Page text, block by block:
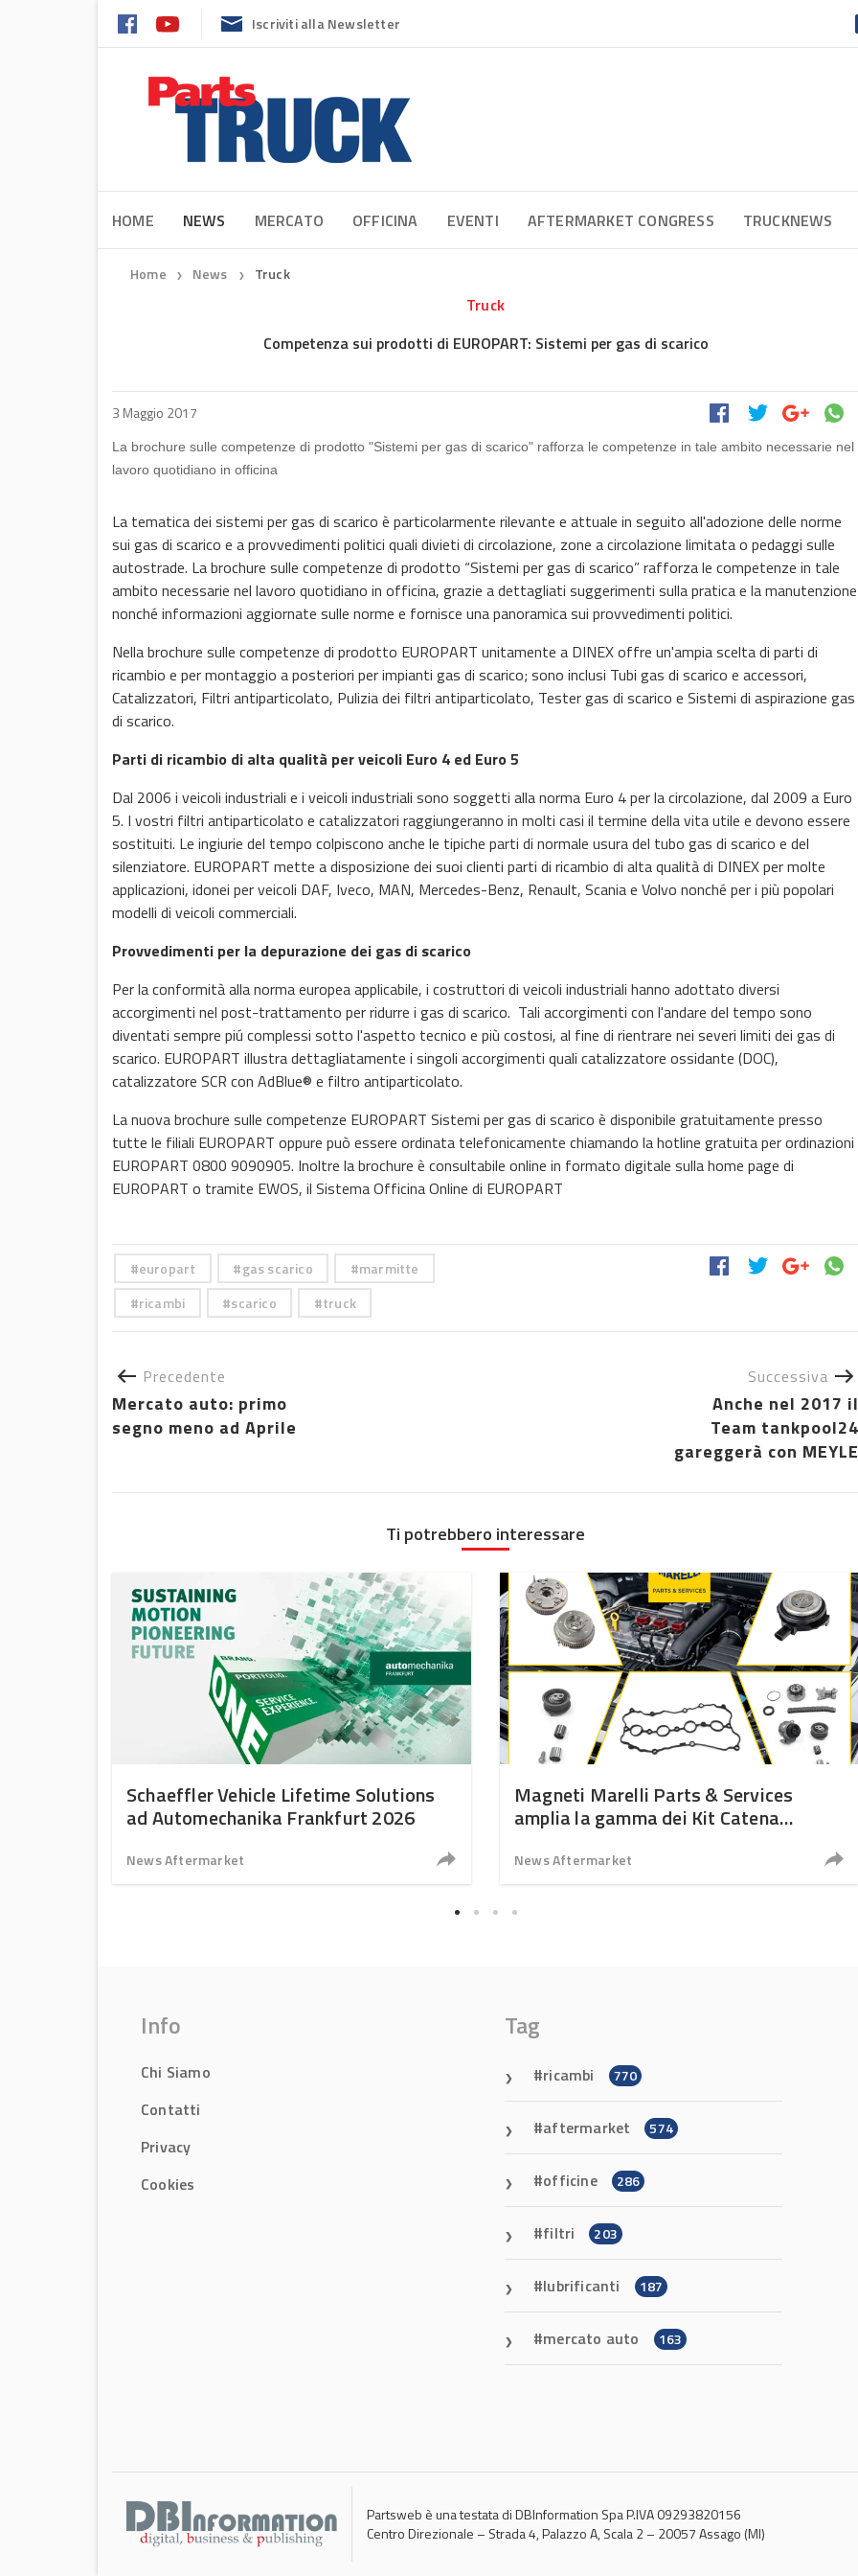
Iscriviti alla Newsletter
HOME NEWS MERCATO OFFICINA EVENTI AFTERMARKET CONGRESS TRUCKNEWS
Home ❯ News ❯ Truck
Truck
Competenza sui prodotti di EUROPART: Sistemi per gas di scarico
3 Maggio 2017
La brochure sulle competenze di prodotto "Sistemi per gas di scarico" rafforza le competenze in tale ambito necessarie nel
lavoro quotidiano in officina
La tematica dei sistemi per gas di scarico è particolarmente rilevante e attuale in seguito all'adozione delle norme
sui gas di scarico e a provvedimenti politici quali divieti di circolazione, zone a circolazione limitata o pedaggi sulle
autostrade. La brochure sulle competenze di prodotto “Sistemi per gas di scarico” rafforza le competenze in tale
ambito necessarie nel lavoro quotidiano in officina, grazie a dettagliati suggerimenti sulla pratica e la manutenzione
nonché informazioni aggiornate sulle norme e fornisce una panoramica sui provvedimenti politici.
Nella brochure sulle competenze di prodotto EUROPART unitamente a DINEX offre un'ampia scelta di parti di
ricambio e per montaggio a posteriori per impianti gas di scarico; sono inclusi Tubi gas di scarico e accessori,
Catalizzatori, Filtri antiparticolato, Pulizia dei filtri antiparticolato, Tester gas di scarico e Sistemi di aspirazione gas
di scarico.
Parti di ricambio di alta qualità per veicoli Euro 4 ed Euro 5
Dal 2006 i veicoli industriali e i veicoli industriali sono soggetti alla norma Euro 4 per la circolazione, dal 2009 a Euro
5. I vostri filtri antiparticolato e catalizzatori raggiungeranno in molti casi il termine della vita utile e devono essere
sostituiti. Le ingiurie del tempo colpiscono anche le tipiche parti di normale usura del tubo gas di scarico e del
silenziatore. EUROPART mette a disposizione dei suoi clienti parti di ricambio di alta qualità di DINEX per molte
applicazioni, idonei per veicoli DAF, Iveco, MAN, Mercedes-Benz, Renault, Scania e Volvo nonché per i più popolari
modelli di veicoli commerciali.
Provvedimenti per la depurazione dei gas di scarico
Per la conformità alla norma europea applicabile, i costruttori di veicoli industriali hanno adottato diversi
accorgimenti nel post-trattamento per ridurre i gas di scarico. Tali accorgimenti con l'andare del tempo sono
diventati sempre piú complessi sotto l'aspetto tecnico e più costosi, al fine di rientrare nei severi limiti dei gas di
scarico. EUROPART illustra dettagliatamente i singoli accorgimenti quali catalizzatore ossidante (DOC),
catalizzatore SCR con AdBlue® e filtro antiparticolato.
La nuova brochure sulle competenze EUROPART Sistemi per gas di scarico è disponibile gratuitamente presso
tutte le filiali EUROPART oppure può essere ordinata telefonicamente chiamando la hotline gratuita per ordinazioni
EUROPART 0800 9090905. Inoltre la brochure è consultabile online in formato digitale sulla home page di
EUROPART o tramite EWOS, il Sistema Officina Online di EUROPART
europart gas scarico
marmitte
ricambi
scarico truck
Precedente
Mercato auto: primo
segno meno ad Aprile
Successiva
Anche nel 2017 il
Team tankpool24
gareggerà con MEYLE
Ti potrebbero interessare
Schaeffler Vehicle Lifetime Solutions
ad Automechanika Frankfurt 2026
News Aftermarket
Magneti Marelli Parts & Services
amplia la gamma dei Kit Catena
News Aftermarket
Info
Chi Siamo
Contatti
Privacy
Cookies
Tag
ricambi 770
aftermarket 574
officine 286
filtri 203
lubrificanti 187
mercato auto 163
Partsweb è una testata di DBInformation Spa P.IVA 09293820156
Centro Direzionale – Strada 4, Palazzo A, Scala 2 – 20057 Assago (MI)